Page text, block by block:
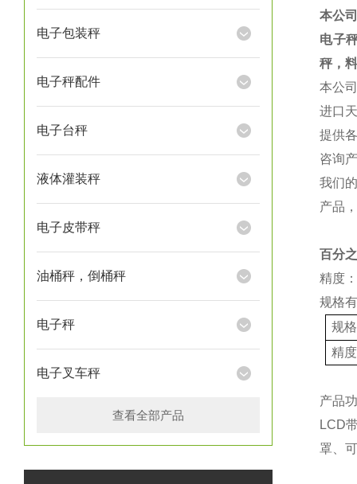
电子包装秤
电子秤配件
电子台秤
液体灌装秤
电子皮带秤
油桶秤，倒桶秤
电子秤
电子叉车秤
查看全部产品
本公
电子
秤，
本公
进口
提供
咨询
我们
产品
百分
精度
规格
规格
精度
产品
LCD
罩、